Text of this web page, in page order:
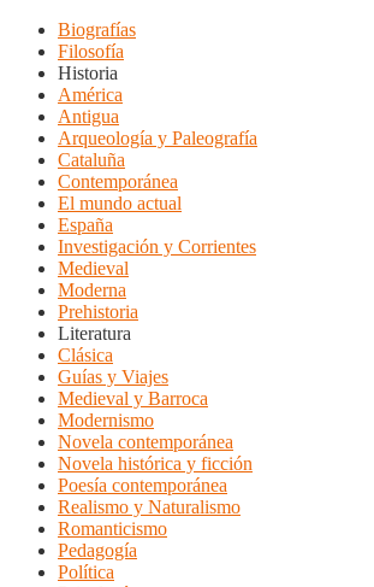
Biografías
Filosofía
Historia
América
Antigua
Arqueología y Paleografía
Cataluña
Contemporánea
El mundo actual
España
Investigación y Corrientes
Medieval
Moderna
Prehistoria
Literatura
Clásica
Guías y Viajes
Medieval y Barroca
Modernismo
Novela contemporánea
Novela histórica y ficción
Poesía contemporánea
Realismo y Naturalismo
Romanticismo
Pedagogía
Política